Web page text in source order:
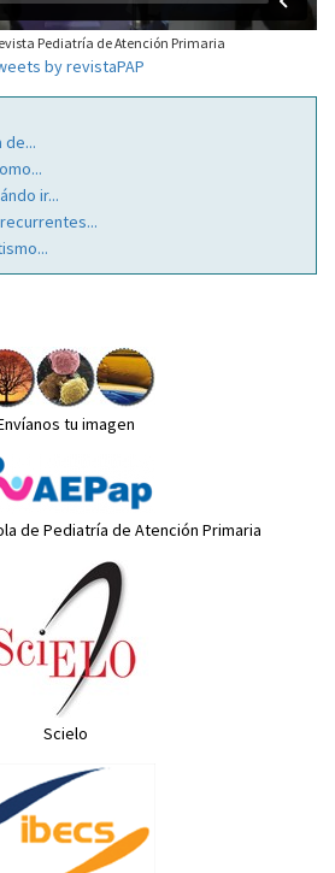
Pediatría de Atención Primaria
by revistaPAP
ir...
tu imagen
de Pediatría de Atención Primaria
Scielo